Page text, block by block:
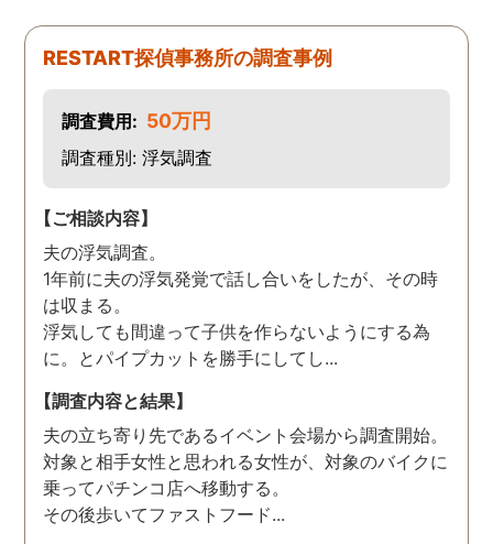
RESTART探偵事務所の調査事例
調査費用: 50万円
調査種別: 浮気調査
【ご相談内容】
夫の浮気調査。
1年前に夫の浮気発覚で話し合いをしたが、その時
は収まる。
浮気しても間違って子供を作らないようにする為
に。とパイプカットを勝手にしてし...
【調査内容と結果】
夫の立ち寄り先であるイベント会場から調査開始。
対象と相手女性と思われる女性が、対象のバイクに
乗ってパチンコ店へ移動する。
その後歩いてファストフード...